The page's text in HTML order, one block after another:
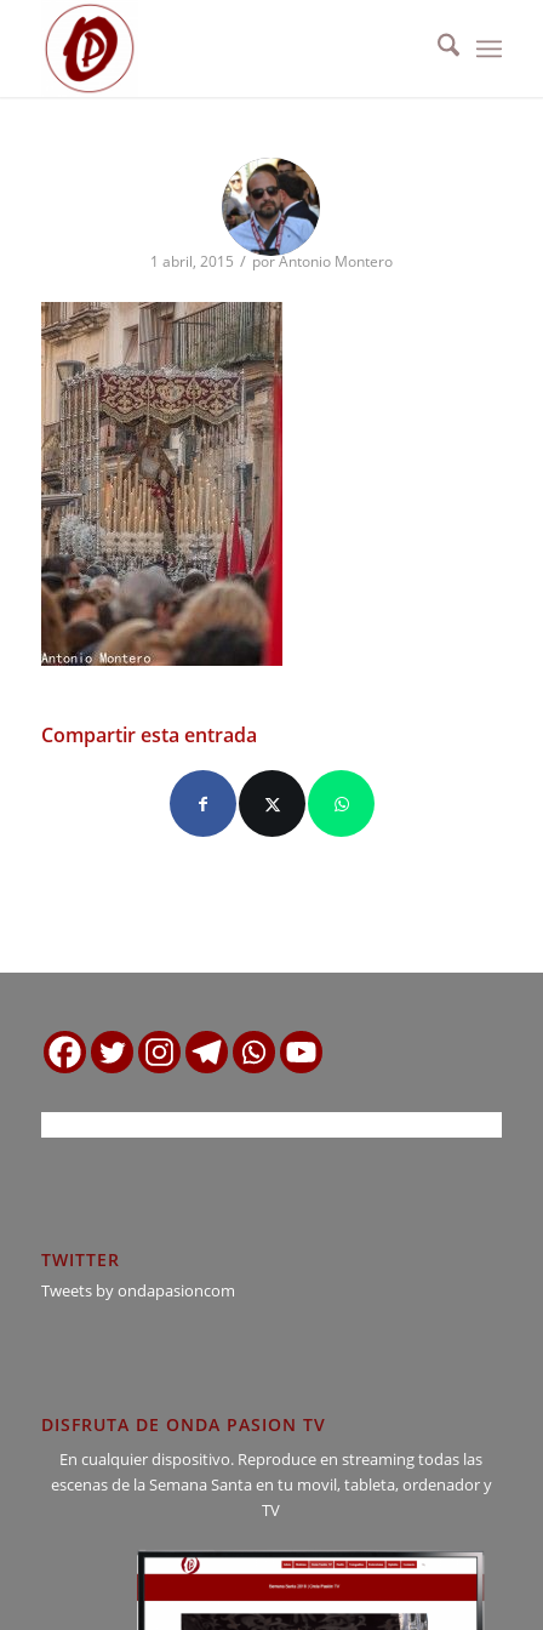
1 abril, 2015 / porAntonio Montero
Compartir esta entrada
TWITTER
Tweets by ondapasioncom
DISFRUTA DE ONDA PASION TV
En cualquier dispositivo. Reproduce en streaming todas las
escenas de la Semana Santa en tu movil, tableta, ordenador y
TV